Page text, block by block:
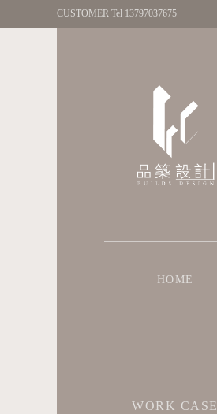
CUSTOMER Tel 13797037675
HOME
WORK CASE